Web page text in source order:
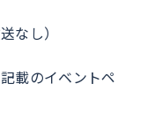
なし）
載のイベントペ